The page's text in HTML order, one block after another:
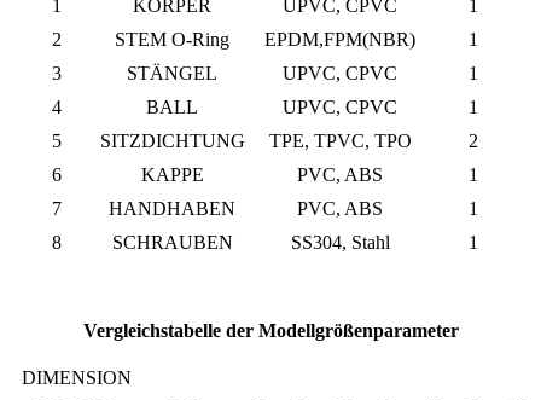
1
KÖRPER UPVC, CPVC
1
2
STEM O-Ring EPDM,FPM(NBR)
1
3
STÄNGEL UPVC, CPVC
1
4
BALL UPVC, CPVC
1
5
SITZDICHTUNG TPE, TPVC, TPO
2
6
KAPPE PVC, ABS
1
7
HANDHABEN PVC, ABS
1
8
SCHRAUBEN SS304, Stahl 1
Vergleichstabelle der Modellgrößenparameter
DIMENSION